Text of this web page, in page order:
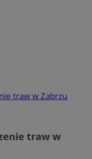
traw w Zabrzu
traw w